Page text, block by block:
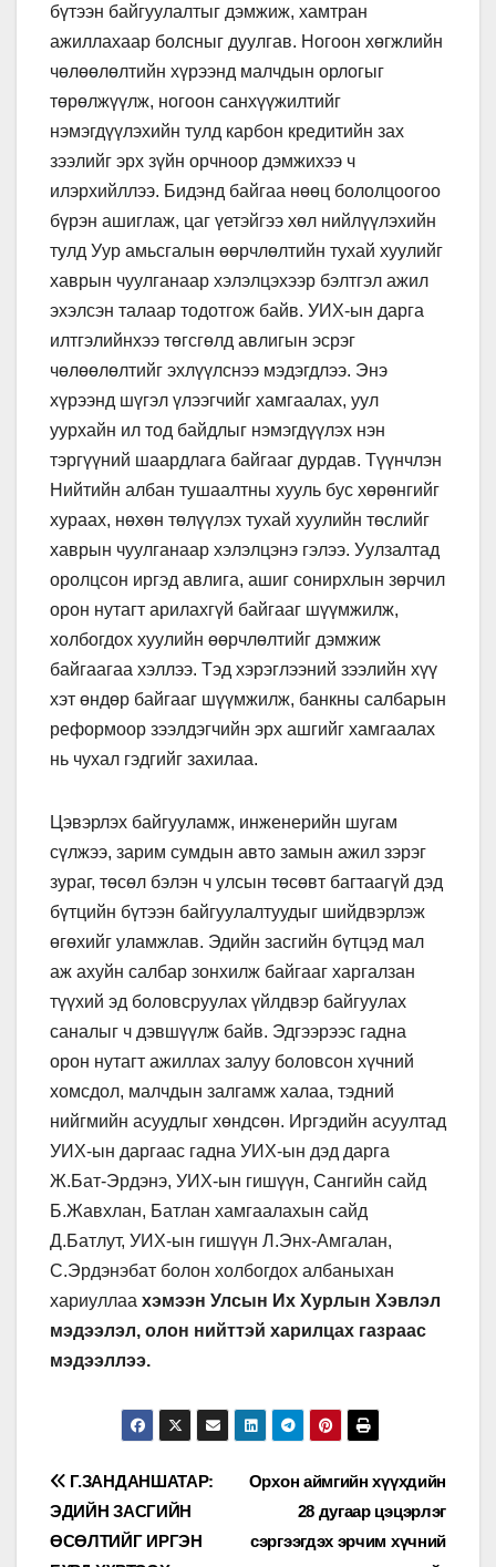
бүтээн байгуулалтыг дэмжиж, хамтран
ажиллахаар болсныг дуулгав. Ногоон хөгжлийн
чөлөөлөлтийн хүрээнд малчдын орлогыг
төрөлжүүлж, ногоон санхүүжилтийг
нэмэгдүүлэхийн тулд карбон кредитийн зах
зээлийг эрх зүйн орчноор дэмжихээ ч
илэрхийллээ. Бидэнд байгаа нөөц бололцоогоо
бүрэн ашиглаж, цаг үетэйгээ хөл нийлүүлэхийн
тулд Уур амьсгалын өөрчлөлтийн тухай хуулийг
хаврын чуулганаар хэлэлцэхээр бэлтгэл ажил
эхэлсэн талаар тодотгож байв. УИХ-ын дарга
илтгэлийнхээ төгсгөлд авлигын эсрэг
чөлөөлөлтийг эхлүүлснээ мэдэгдлээ. Энэ
хүрээнд шүгэл үлээгчийг хамгаалах, уул
уурхайн ил тод байдлыг нэмэгдүүлэх нэн
тэргүүний шаардлага байгааг дурдав. Түүнчлэн
Нийтийн албан тушаалтны хууль бус хөрөнгийг
хураах, нөхөн төлүүлэх тухай хуулийн төслийг
хаврын чуулганаар хэлэлцэнэ гэлээ. Уулзалтад
оролцсон иргэд авлига, ашиг сонирхлын зөрчил
орон нутагт арилахгүй байгааг шүүмжилж,
холбогдох хуулийн өөрчлөлтийг дэмжиж
байгаагаа хэллээ. Тэд хэрэглээний зээлийн хүү
хэт өндөр байгааг шүүмжилж, банкны салбарын
реформоор зээлдэгчийн эрх ашгийг хамгаалах
нь чухал гэдгийг захилаа.
Цэвэрлэх байгууламж, инженерийн шугам
сүлжээ, зарим сумдын авто замын ажил зэрэг
зураг, төсөл бэлэн ч улсын төсөвт багтаагүй дэд
бүтцийн бүтээн байгуулалтуудыг шийдвэрлэж
өгөхийг уламжлав. Эдийн засгийн бүтцэд мал
аж ахуйн салбар зонхилж байгааг харгалзан
түүхий эд боловсруулах үйлдвэр байгуулах
саналыг ч дэвшүүлж байв. Эдгээрээс гадна
орон нутагт ажиллах залуу боловсон хүчний
хомсдол, малчдын залгамж халаа, тэдний
нийгмийн асуудлыг хөндсөн. Иргэдийн асуултад
УИХ-ын даргаас гадна УИХ-ын дэд дарга
Ж.Бат-Эрдэнэ, УИХ-ын гишүүн, Сангийн сайд
Б.Жавхлан, Батлан хамгаалахын сайд
Д.Батлут, УИХ-ын гишүүн Л.Энх-Амгалан,
С.Эрдэнэбат болон холбогдох албаныхан
хариуллаа хэмээн Улсын Их Хурлын Хэвлэл
мэдээлэл, олон нийттэй харилцах газраас
мэдээллээ.
Мэдээний
цэс
Орхон аймгийн хүүхдийн
28 дугаар цэцэрлэг
сэргээгдэх эрчим хүчний
Г.ЗАНДАНШАТАР:
ЭДИЙН ЗАСГИЙН
ӨСӨЛТИЙГ ИРГЭН